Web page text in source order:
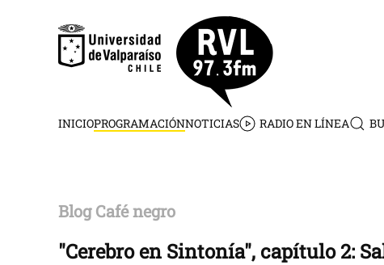
Skip to main content
INICIOPROGRAMACIÓNNOTICIAS RADIO EN LÍNEA
Blog Café negro
"Cerebro en Sintonía", capítulo 2: